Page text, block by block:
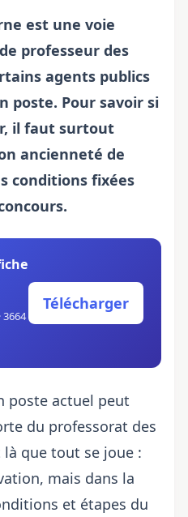
est une voie
professeur des
agents publics
poste. Pour savoir si
il faut surtout
ancienneté de
conditions fixées
3664
Télécharger
poste actuel peut
du professorat des
là que tout se joue :
mais dans la
et étapes du